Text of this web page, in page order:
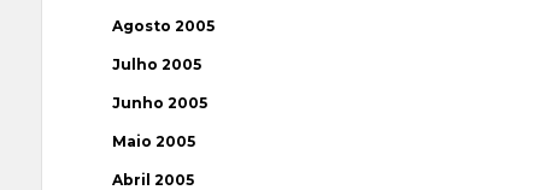
Agosto 2005
Julho 2005
Junho 2005
Maio 2005
Abril 2005